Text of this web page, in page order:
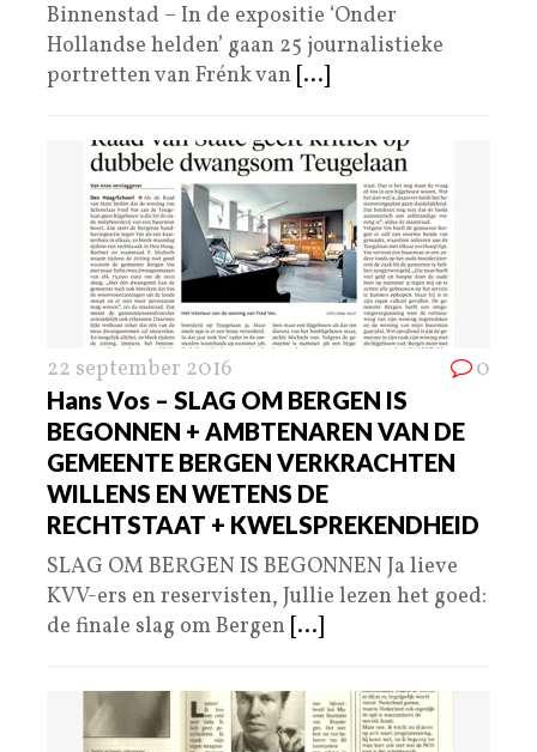
Binnenstad – In de expositie ‘Onder
Hollandse helden’ gaan 25 journalistieke
portretten van Frénk van [...]
22 september 2016 0
Hans Vos – SLAG OM BERGEN IS
BEGONNEN + AMBTENAREN VAN DE
GEMEENTE BERGEN VERKRACHTEN
WILLENS EN WETENS DE
RECHTSTAAT + KWELSPREKENDHEID​
SLAG OM BERGEN IS BEGONNEN Ja lieve
KVV-ers en reservisten, Jullie lezen het goed:
de finale slag om Bergen [...]